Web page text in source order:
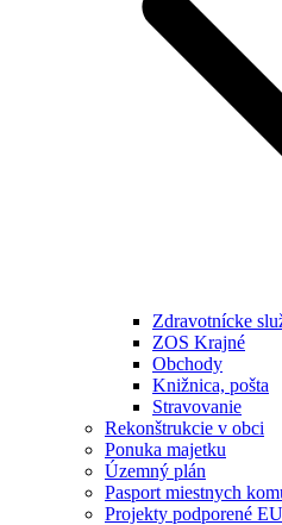
Zdravotnícke
ZOS Krajné
Obchody
Knižnica, pošta
Stravovanie
Rekonštrukcie v obci
Ponuka majetku
Územný plán
Pasport miestnych
Projekty podporené EU